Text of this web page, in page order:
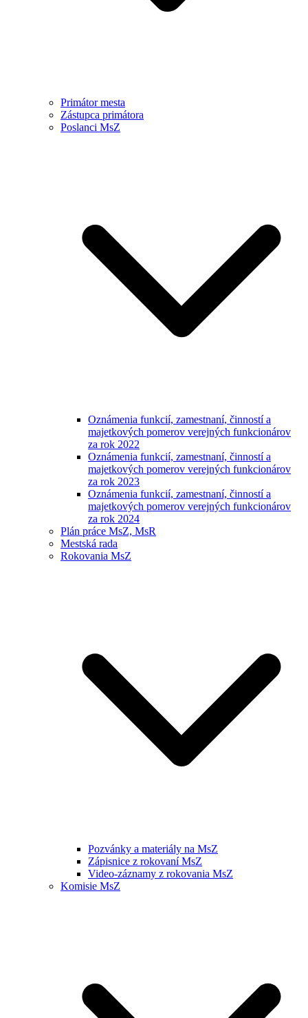
Primátor mesta
Zástupca primátora
Poslanci MsZ
Oznámenia funkcií, zamestnaní, činností a
majetkových pomerov verejných funkcionárov
za rok 2022
Oznámenia funkcií, zamestnaní, činností a
majetkových pomerov verejných funkcionárov
za rok 2023
Oznámenia funkcií, zamestnaní, činností a
majetkových pomerov verejných funkcionárov
za rok 2024
Plán práce MsZ, MsR
Mestská rada
Rokovania MsZ
Pozvánky a materiály na MsZ
Zápisnice z rokovaní MsZ
Video-záznamy z rokovania MsZ
Komisie MsZ